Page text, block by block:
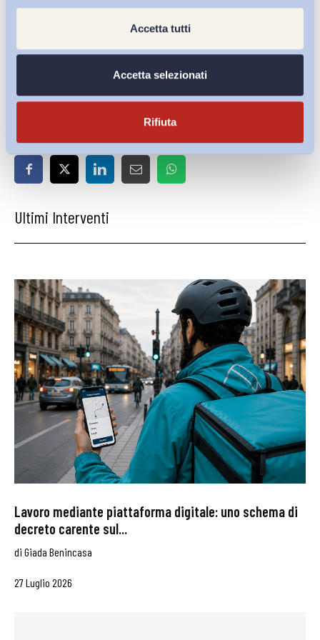
Accetta tutti
Accetta selezionati
Rifiuta
contesti sociali e di lavoro
Condividi su:
Ultimi Interventi
Lavoro mediante piattaforma digitale: uno schema di
decreto carente sul...
di Giada Benincasa
27 Luglio 2026